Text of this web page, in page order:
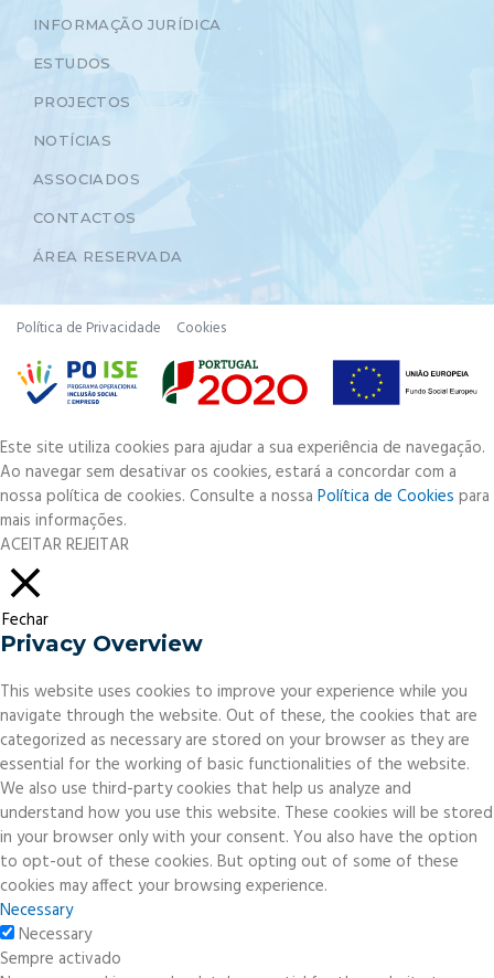
INFORMAÇÃO JURÍDICA
ESTUDOS
PROJECTOS
NOTÍCIAS
ASSOCIADOS
CONTACTOS
ÁREA RESERVADA
Política de Privacidade Cookies
Este site utiliza cookies para ajudar a sua experiência de navegação.
Ao navegar sem desativar os cookies, estará a concordar com a
nossa política de cookies. Consulte a nossa Política de Cookies para
mais informações.
ACEITARREJEITAR
Fechar
Privacy Overview
This website uses cookies to improve your experience while you
navigate through the website. Out of these, the cookies that are
categorized as necessary are stored on your browser as they are
essential for the working of basic functionalities of the website.
We also use third-party cookies that help us analyze and
understand how you use this website. These cookies will be stored
in your browser only with your consent. You also have the option
to opt-out of these cookies. But opting out of some of these
cookies may affect your browsing experience.
Necessary
Necessary
Sempre activado